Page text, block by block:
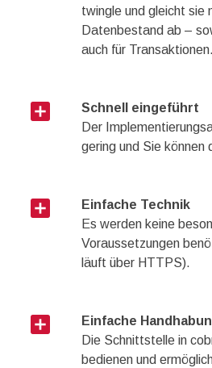
twingle und gleicht sie
Datenbestand ab –
auch für Transaktionen.
add_box
Schnell eingeführt
Der
gering und Sie können
add_box
Einfache Technik
Es werden keine
Voraussetzungen
läuft über HTTPS).
add_box
Einfache
Die Schnittstelle in
bedienen und